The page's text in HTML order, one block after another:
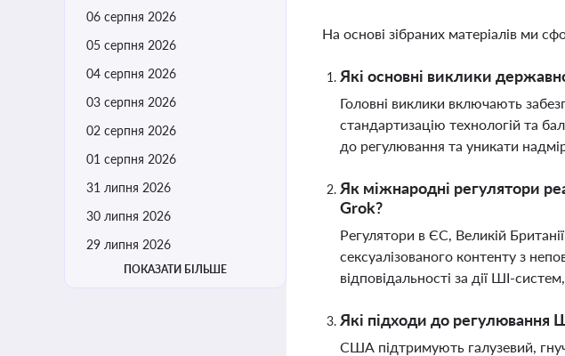
06 серпня 2026
05 серпня 2026
04 серпня 2026
03 серпня 2026
02 серпня 2026
01 серпня 2026
31 липня 2026
30 липня 2026
29 липня 2026
ПОКАЗАТИ БІЛЬШЕ
На основі зібраних матеріалів ми
Які основні виклики
Головні виклики включають
стандартизацію технологій та
до регулювання та уникати
Як міжнародні регулятори
Grok?
Регулятори в ЄС, Великій
сексуалізованого контенту з
відповідальності за дії ШІ-
Які підходи до
США підтримують галузевий,